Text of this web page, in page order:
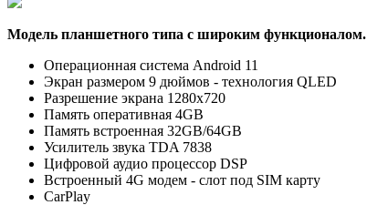
Модель планшетного типа с широким функционалом.
Операционная система Android 11
Экран размером 9 дюймов - технология QLED
Разрешение экрана 1280х720
Память оперативная 4GB
Память встроенная 32GB/64GB
Усилитель звука TDA 7838
Цифровой аудио процессор DSP
Встроенный 4G модем - слот под SIM карту
CarPlay